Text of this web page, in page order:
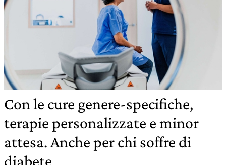
Con le cure genere-specifiche,
terapie personalizzate e minor
attesa. Anche per chi soffre di
diabete